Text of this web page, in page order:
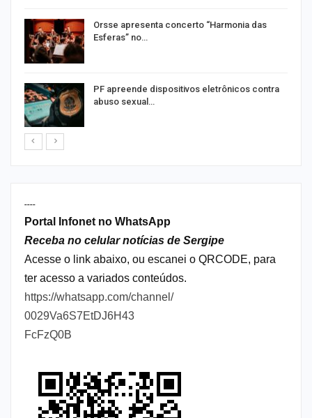
Orsse apresenta concerto “Harmonia das
Esferas” no…
PF apreende dispositivos eletrônicos contra
abuso sexual…
----
Portal Infonet no WhatsApp
Receba no celular notícias de Sergipe
Acesse o link abaixo, ou escanei o QRCODE, para
ter acesso a variados conteúdos.
https://whatsapp.com/channel/
0029Va6S7EtDJ6H43
FcFzQ0B